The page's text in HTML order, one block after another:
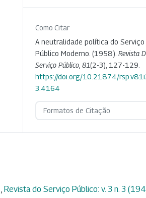
Como Citar
A neutralidade política do Serviço
Público Moderno. (1958). Revista
Serviço Público 81(2-3), 127-129.
https://doi.org/10.21874/
3.4164
Formatos de Citação
, Revista do Serviço Público: v. 3 n. 3